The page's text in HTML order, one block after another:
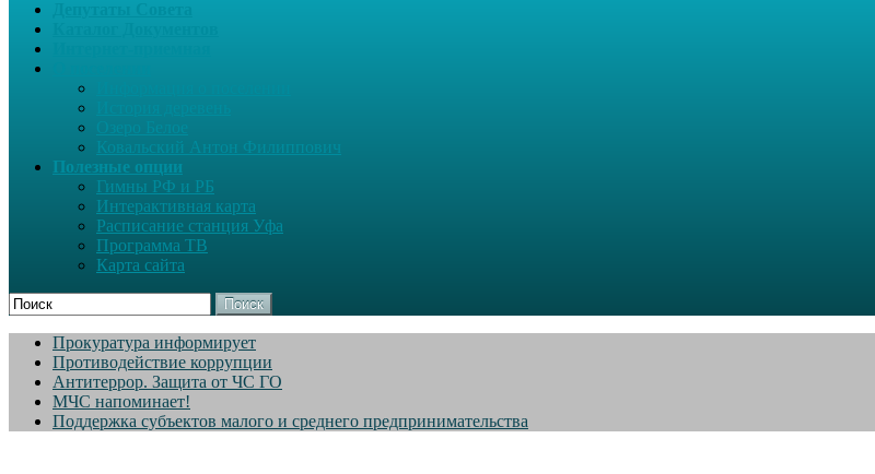
Ковальский Антон Филиппович
Полезные опции
Гимны РФ и РБ
Интерактивная карта
Расписание станция Уфа
Программа ТВ
Карта сайта
Поиск
Прокуратура информирует
Противодействие коррупции
Антитеррор. Защита от ЧС ГО
МЧС напоминает!
Поддержка субъектов малого и среднего предпринимательства